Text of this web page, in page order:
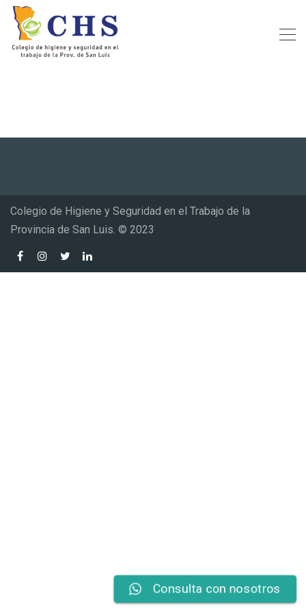
Colegio de Higiene y Seguridad en el Trabajo de la
Provincia de San Luis. © 2023
Consulta con nosotros